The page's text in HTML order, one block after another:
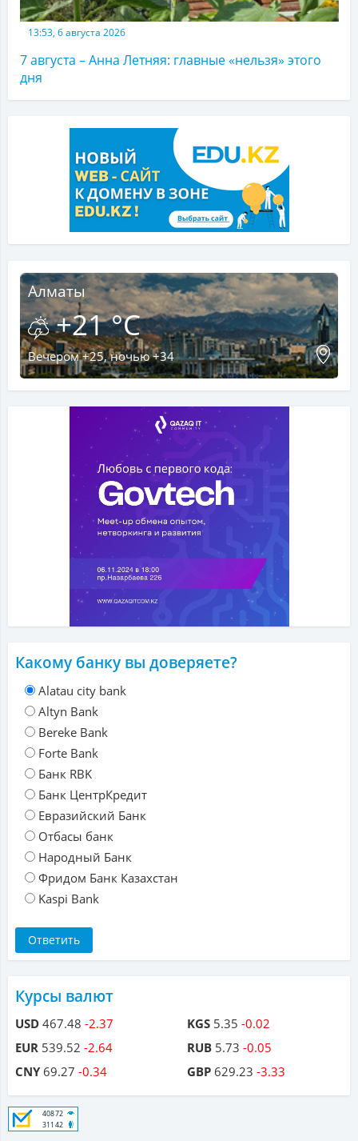
13:53, 6 августа 2026
7 августа – Анна Летняя: главные «нельзя» этого
дня
Алматы
+21 °C
Вечером +25, ночью +34
Какому банку вы доверяете?
Alatau city bank
Altyn Bank
Bereke Bank
Forte Bank
Банк RBK
Банк ЦентрКредит
Евразийский Банк
Отбасы банк
Народный Банк
Фридом Банк Казахстан
Kaspi Bank
Курсы валют
USD 467.48 -2.37
EUR 539.52 -2.64
CNY69.27 -0.34
KGS 5.35 -0.02
RUB 5.73 -0.05
GBP 629.23 -3.33